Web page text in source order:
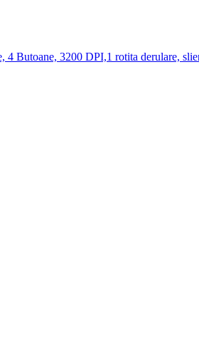
Butoane, 3200 DPI,1 rotita derulare,